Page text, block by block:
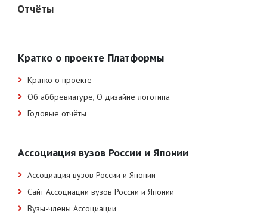
Отчёты
Кратко о проекте Платформы
Кратко о проекте
Об аббревиатуре, О дизайне логотипа
Годовые отчёты
Ассоциация вузов России и Японии
Ассоциация вузов России и Японии
Сайт Ассоциации вузов России и Японии
Вузы-члены Ассоциации